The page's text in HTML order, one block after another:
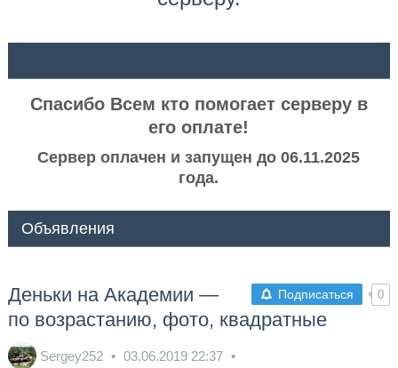
Спасибо Всем кто помогает серверу в
его оплате!
Сервер оплачен и запущен до 06.11.2025
года.
Объявления
Подписаться 0
Деньки на Академии —
по возрастанию, фото, квадратные
Sergey252 03.06.2019 22:37